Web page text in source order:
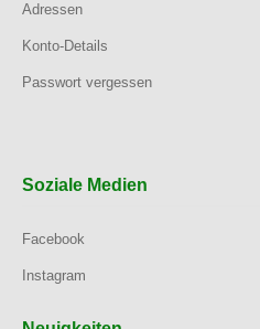
Adressen
Konto-Details
Passwort vergessen
Soziale Medien
Facebook
Instagram